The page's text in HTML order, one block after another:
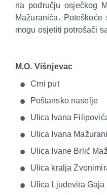
na području osječkog
Mažuranića.
mogu osjetiti potrošači
M.O. Višnjevac
Crni put
Poštansko naselje
Ulica Ivana
Ulica Ivana
Ulica Ivane Brlić
Ulica kralja
Ulica Ljudevita Gaja